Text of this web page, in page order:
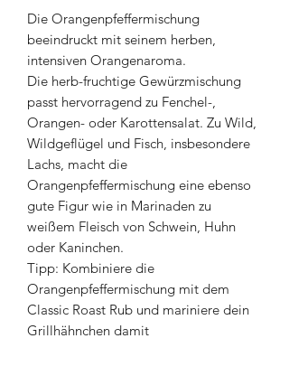
Die Orangenpfeffermischung
beeindruckt mit seinem herben,
intensiven Orangenaroma.
Die herb-fruchtige Gewürzmischung
passt hervorragend zu Fenchel-,
Orangen- oder Karottensalat. Zu Wild,
Wildgeflügel und Fisch, insbesondere
Lachs, macht die
Orangenpfeffermischung eine ebenso
gute Figur wie in Marinaden zu
weißem Fleisch von Schwein, Huhn
oder Kaninchen.
Tipp: Kombiniere die
Orangenpfeffermischung mit dem
Classic Roast Rub und mariniere dein
Grillhähnchen damit